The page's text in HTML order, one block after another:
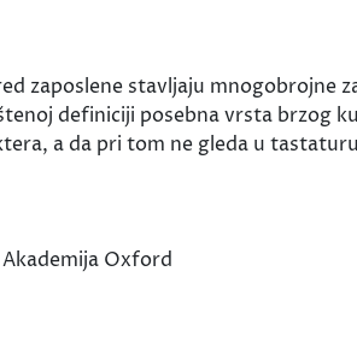
zaposlene stavljaju mnogobrojne
definiciji posebna vrsta brzog
a da pri tom ne gleda u
Oxford